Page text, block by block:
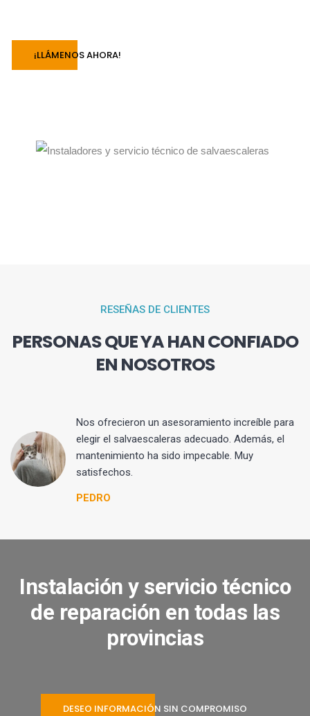
¡LLÁMENOS AHORA!
RESEÑAS DE CLIENTES
PERSONAS QUE YA HAN CONFIADO
EN NOSOTROS
Nos ofrecieron un asesoramiento increíble para
elegir el salvaescaleras adecuado. Además, el
mantenimiento ha sido impecable. Muy
satisfechos.
PEDRO
Instalación y servicio técnico
de reparación en todas las
provincias
DESEO INFORMACIÓN SIN COMPROMISO